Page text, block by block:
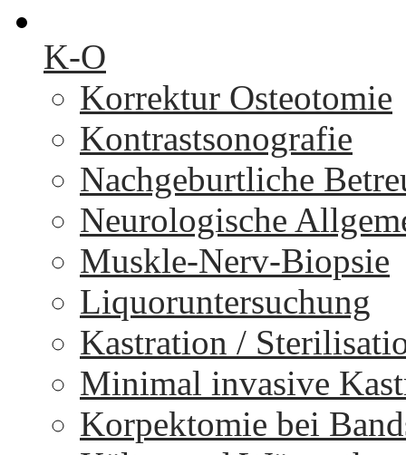
K-O
Korrektur Osteotomie
Kontrastsonografie
Nachgeburtliche
Neurologische
Muskle-Nerv-Biopsie
Liquoruntersuchung
Kastration /
Minimal invasive
Korpektomie bei